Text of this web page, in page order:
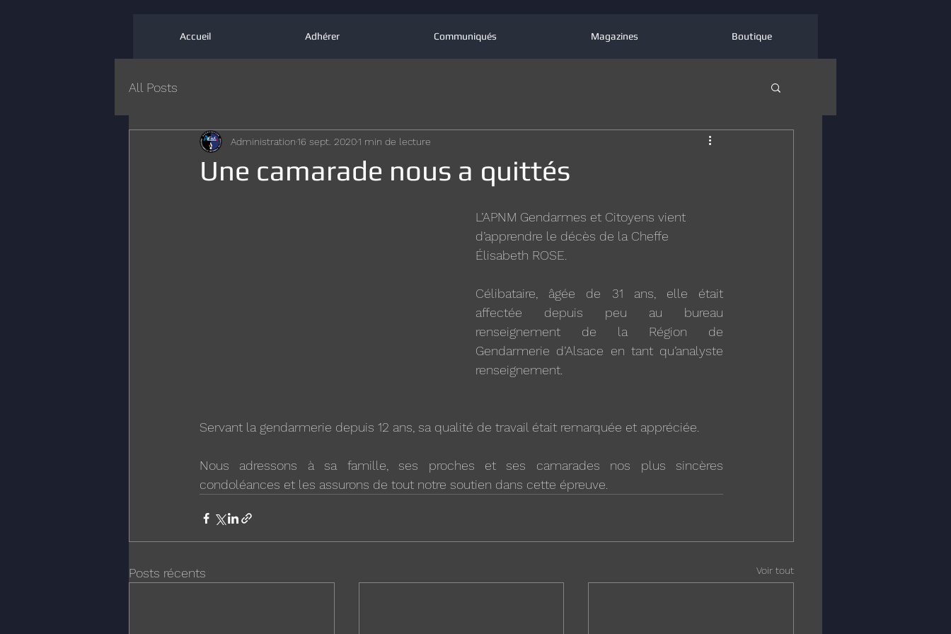
Accueil Adhérer Communiqués Magazines Boutique
All Posts
Une camarade nous a quittés
Administration 16 sept. 20201 min de lecture
L’APNM Gendarmes et Citoyens vient
d’apprendre le décès de la Cheffe
Élisabeth ROSE.
Célibataire, âgée de 31 ans, elle était
affectée depuis peu au bureau
renseignement de la Région de
Gendarmerie d’Alsace en tant qu’analyste
renseignement.
Servant la gendarmerie depuis 12 ans, sa qualité de travail était remarquée et appréciée.
Nous adressons à sa famille, ses proches et ses camarades nos plus sincères
condoléances et les assurons de tout notre soutien dans cette épreuve.
Posts récents Voir tout